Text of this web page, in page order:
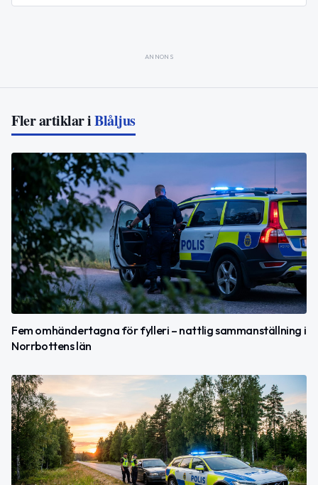
ANNONS
Fler artiklar iBlåljus
Fem omhändertagna för fylleri – nattlig sammanställning i
Norrbottens län